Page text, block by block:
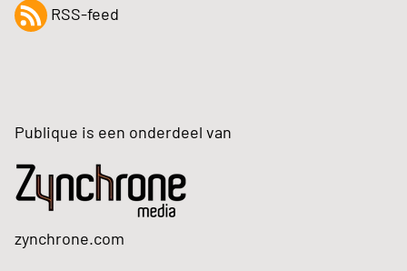
RSS-feed
Publique is een onderdeel van
zynchrone.com